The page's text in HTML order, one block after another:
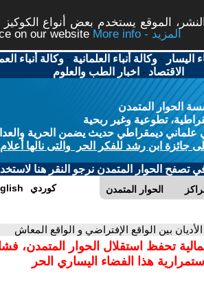
الموقع يستخدم بعض أنواع
on our website
More info - المزيد
اليسار -وكالة أنباء العلمانية -وكالة أنباء
الاقتصاد - اخبار الطب والعلوم
الحوار المتمدن
تطوعية وغير ربحية
ديمقراطي حديث يضمن الحرية
جائزة ابن رشد للفكر الحر والتى نالها
تصفح الحوار المتمدن نرجو النقر هنا
الحوار المتمدن كوردي
بين الواقع الإفتراضي و الواقع المعاش
تحفظ استقلال الحوار المتمدن،
استمرارية هذا الفضاء اليساري الحر